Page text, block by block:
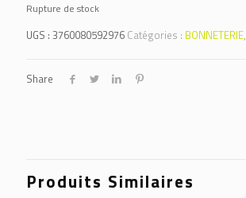
Rupture de stock
UGS : 3760080592976 Catégories : BONNETERIE,
Share
Produits Similaires